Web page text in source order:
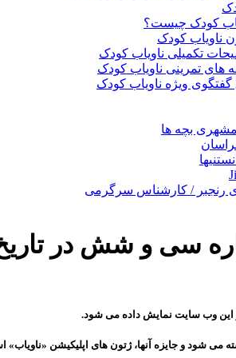
کودک چیست؟
ناویاب کودک
تکمیلی ناویاب کودک
های تمرینی ناویاب کودک
گفتگوی ویژه ناویاب کودک
بچه ها
رنجبر / کارشناس سرگرمی
سی و شش در تاریخ ۹۶/۱/
این وب سایت نمایش داده می شود.
می شود و جایزه آنها، ژتون های اپلیکیشن